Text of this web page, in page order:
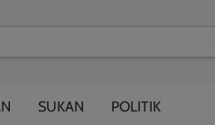
SUKAN POLITIK